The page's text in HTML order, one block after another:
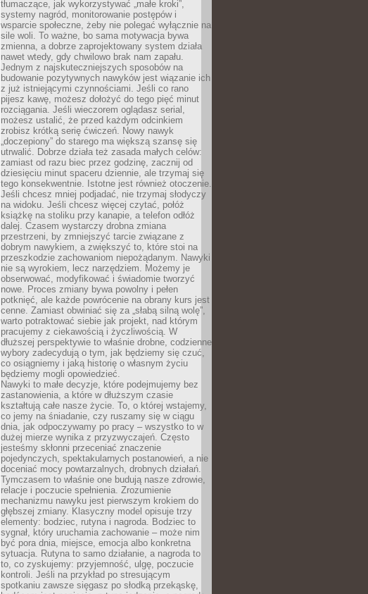
tłumaczące, jak wykorzystywać „małe kroki”,
systemy nagród, monitorowanie postępów i
wsparcie społeczne, żeby nie polegać wyłącznie na
sile woli. To ważne, bo sama motywacja bywa
zmienna, a dobrze zaprojektowany system działa
nawet wtedy, gdy chwilowo brak nam zapału.
Jednym z najskuteczniejszych sposobów na
budowanie pozytywnych nawyków jest wiązanie ich
z już istniejącymi czynnościami. Jeśli co rano
pijesz kawę, możesz dołożyć do tego pięć minut
rozciągania. Jeśli wieczorem oglądasz serial,
możesz ustalić, że przed każdym odcinkiem
zrobisz krótką serię ćwiczeń. Nowy nawyk
„doczepiony” do starego ma większą szansę się
utrwalić. Dobrze działa też zasada małych celów:
zamiast od razu biec przez godzinę, zacznij od
dziesięciu minut spaceru dziennie, ale trzymaj się
tego konsekwentnie. Istotne jest również otoczenie.
Jeśli chcesz mniej podjadać, nie trzymaj słodyczy
na widoku. Jeśli chcesz więcej czytać, połóż
książkę na stoliku przy kanapie, a telefon odłóż
dalej. Czasem wystarczy drobna zmiana
przestrzeni, by zmniejszyć tarcie związane z
dobrym nawykiem, a zwiększyć to, które stoi na
przeszkodzie zachowaniom niepożądanym. Nawyki
nie są wyrokiem, lecz narzędziem. Możemy je
obserwować, modyfikować i świadomie tworzyć
nowe. Proces zmiany bywa powolny i pełen
potknięć, ale każde powrócenie na obrany kurs jest
cenne. Zamiast obwiniać się za „słabą silną wolę”,
warto potraktować siebie jak projekt, nad którym
pracujemy z ciekawością i życzliwością. W
dłuższej perspektywie to właśnie drobne, codzienne
wybory zadecydują o tym, jak będziemy się czuć,
co osiągniemy i jaką historię o własnym życiu
będziemy mogli opowiedzieć.
Nawyki to małe decyzje, które podejmujemy bez
zastanowienia, a które w dłuższym czasie
kształtują całe nasze życie. To, o której wstajemy,
co jemy na śniadanie, czy ruszamy się w ciągu
dnia, jak odpoczywamy po pracy – wszystko to w
dużej mierze wynika z przyzwyczajeń. Często
jesteśmy skłonni przeceniać znaczenie
pojedynczych, spektakularnych postanowień, a nie
doceniać mocy powtarzalnych, drobnych działań.
Tymczasem to właśnie one budują nasze zdrowie,
relacje i poczucie spełnienia. Zrozumienie
mechanizmu nawyku jest pierwszym krokiem do
głębszej zmiany. Klasyczny model opisuje trzy
elementy: bodziec, rutyna i nagroda. Bodziec to
sygnał, który uruchamia zachowanie – może nim
być pora dnia, miejsce, emocja albo konkretna
sytuacja. Rutyna to samo działanie, a nagroda to
to, co zyskujemy: przyjemność, ulgę, poczucie
kontroli. Jeśli na przykład po stresującym
spotkaniu zawsze sięgasz po słodką przekąskę,